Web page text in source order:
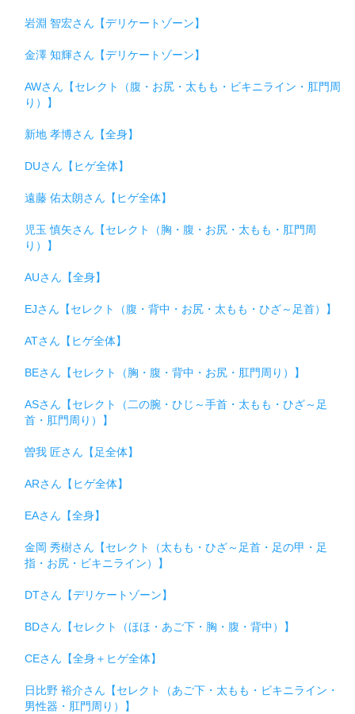
岩淵 智宏さん【デリケートゾーン】
金澤 知輝さん【デリケートゾーン】
AWさん【セレクト（腹・お尻・太もも・ビキニライン・肛門周
り）】
新地 孝博さん【全身】
DUさん【ヒゲ全体】
遠藤 佑太朗さん【ヒゲ全体】
児玉 慎矢さん【セレクト（胸・腹・お尻・太もも・肛門周
り）】
AUさん【全身】
EJさん【セレクト（腹・背中・お尻・太もも・ひざ～足首）】
ATさん【ヒゲ全体】
BEさん【セレクト（胸・腹・背中・お尻・肛門周り）】
ASさん【セレクト（二の腕・ひじ～手首・太もも・ひざ～足
首・肛門周り）】
曽我 匠さん【足全体】
ARさん【ヒゲ全体】
EAさん【全身】
金岡 秀樹さん【セレクト（太もも・ひざ～足首・足の甲・足
指・お尻・ビキニライン）】
DTさん【デリケートゾーン】
BDさん【セレクト（ほほ・あご下・胸・腹・背中）】
CEさん【全身＋ヒゲ全体】
日比野 裕介さん【セレクト（あご下・太もも・ビキニライン・
男性器・肛門周り）】